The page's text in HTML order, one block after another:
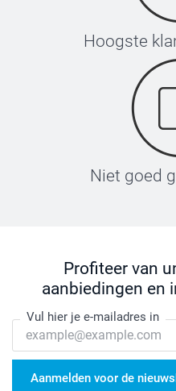
Hoogste
Niet goed
Profiteer van
aanbiedingen en
Vul hier je e-mailadres in
Aanmelden voor de